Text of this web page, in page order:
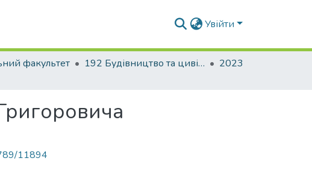
Увійти
факультет 192 Будівництво та цивільна інженерія. Промислове і цивільне будівництво
2023
11894